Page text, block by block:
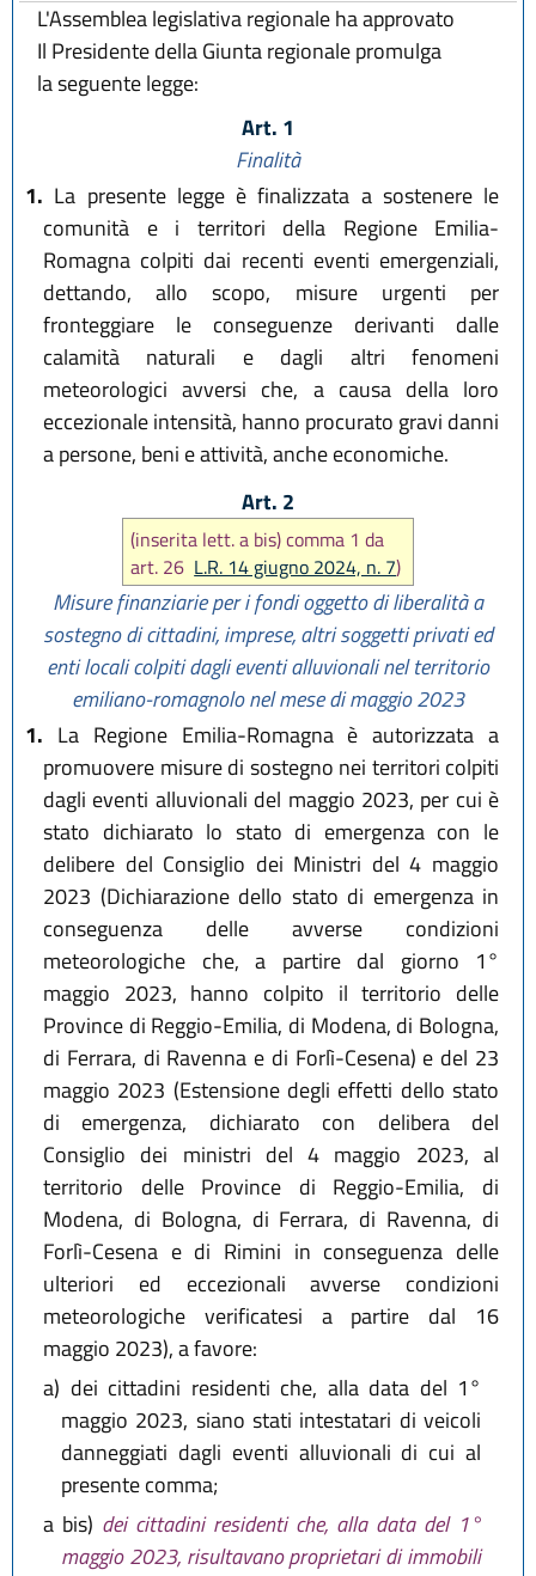
L'Assemblea legislativa regionale ha approvato
Il Presidente della Giunta regionale promulga
la seguente legge:
Art. 1
Finalità
1. La presente legge è finalizzata a sostenere le
comunità e i territori della Regione Emilia-
Romagna colpiti dai recenti eventi emergenziali,
dettando, allo scopo, misure urgenti per
fronteggiare le conseguenze derivanti dalle
calamità naturali e dagli altri fenomeni
meteorologici avversi che, a causa della loro
eccezionale intensità, hanno procurato gravi danni
a persone, beni e attività, anche economiche.
Art. 2
(inserita lett. a bis) comma 1 da
art. 26 L.R. 14 giugno 2024, n. 7)
Misure finanziarie per i fondi oggetto di liberalità a
sostegno di cittadini, imprese, altri soggetti privati ed
enti locali colpiti dagli eventi alluvionali nel territorio
emiliano-romagnolo nel mese di maggio 2023
1. La Regione Emilia-Romagna è autorizzata a
promuovere misure di sostegno nei territori colpiti
dagli eventi alluvionali del maggio 2023, per cui è
stato dichiarato lo stato di emergenza con le
delibere del Consiglio dei Ministri del 4 maggio
2023 (Dichiarazione dello stato di emergenza in
conseguenza delle avverse condizioni
meteorologiche che, a partire dal giorno 1°
maggio 2023, hanno colpito il territorio delle
Province di Reggio-Emilia, di Modena, di Bologna,
di Ferrara, di Ravenna e di Forlì-Cesena) e del 23
maggio 2023 (Estensione degli effetti dello stato
di emergenza, dichiarato con delibera del
Consiglio dei ministri del 4 maggio 2023, al
territorio delle Province di Reggio-Emilia, di
Modena, di Bologna, di Ferrara, di Ravenna, di
Forlì-Cesena e di Rimini in conseguenza delle
ulteriori ed eccezionali avverse condizioni
meteorologiche verificatesi a partire dal 16
maggio 2023), a favore:
a) dei cittadini residenti che, alla data del 1°
maggio 2023, siano stati intestatari di veicoli
danneggiati dagli eventi alluvionali di cui al
presente comma;
a bis) dei cittadini residenti che, alla data del 1°
maggio 2023, risultavano proprietari di immobili